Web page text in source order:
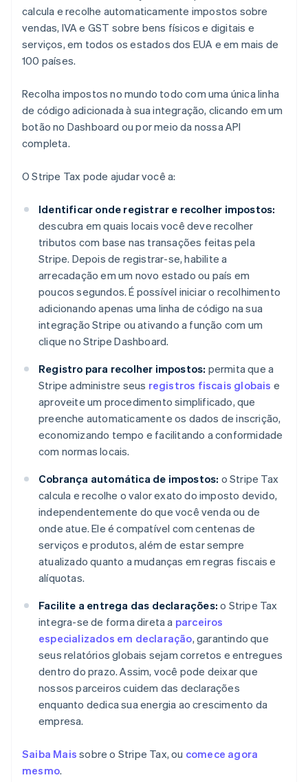
calcula e recolhe automaticamente impostos sobre
vendas, IVA e GST sobre bens físicos e digitais e
serviços, em todos os estados dos EUA e em mais de
100 países.
Recolha impostos no mundo todo com uma única linha
de código adicionada à sua integração, clicando em um
botão no Dashboard ou por meio da nossa API
completa.
O Stripe Tax pode ajudar você a:
Identificar onde registrar e recolher impostos:
descubra em quais locais você deve recolher
tributos com base nas transações feitas pela
Stripe. Depois de registrar-se, habilite a
arrecadação em um novo estado ou país em
poucos segundos. É possível iniciar o recolhimento
adicionando apenas uma linha de código na sua
integração Stripe ou ativando a função com um
clique no Stripe Dashboard.
Registro para recolher impostos: permita que a
Stripe administre seus registros fiscais globais e
aproveite um procedimento simplificado, que
preenche automaticamente os dados de inscrição,
economizando tempo e facilitando a conformidade
com normas locais.
Cobrança automática de impostos: o Stripe Tax
calcula e recolhe o valor exato do imposto devido,
independentemente do que você venda ou de
onde atue. Ele é compatível com centenas de
serviços e produtos, além de estar sempre
atualizado quanto a mudanças em regras fiscais e
alíquotas.
Facilite a entrega das declarações: o Stripe Tax
integra-se de forma direta a parceiros
especializados em declaração, garantindo que
seus relatórios globais sejam corretos e entregues
dentro do prazo. Assim, você pode deixar que
nossos parceiros cuidem das declarações
enquanto dedica sua energia ao crescimento da
empresa.
Saiba Mais sobre o Stripe Tax, ou comece agora
mesmo.